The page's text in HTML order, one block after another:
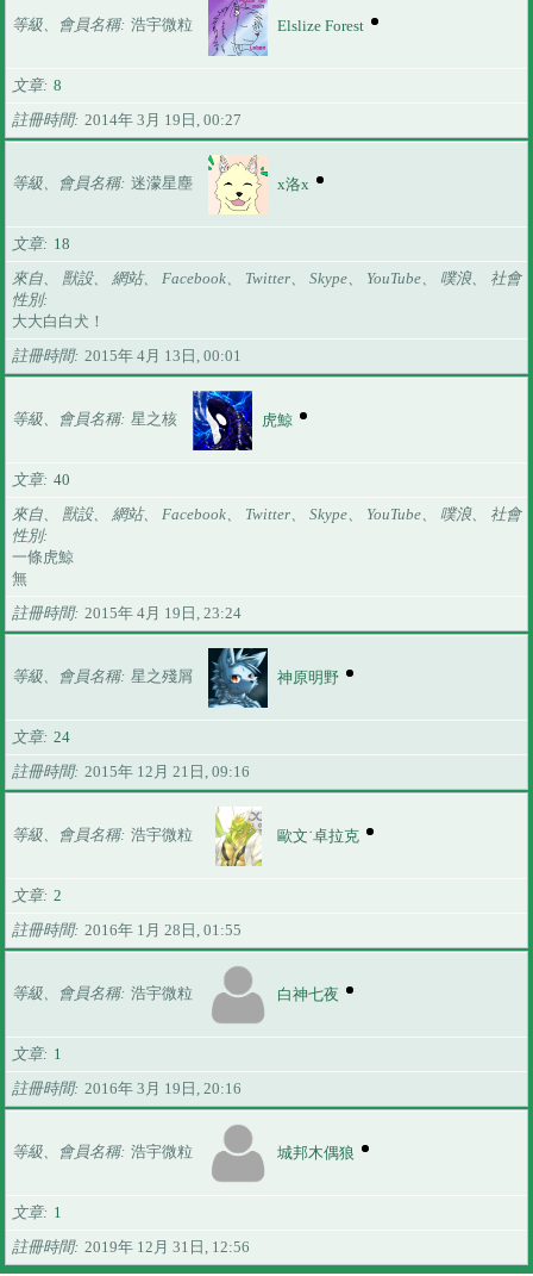
等級、會員名稱 浩宇微粒 Elslize Forest
文章 8
註冊時間
2014年 3月 19日, 00:27
等級、會員名稱 迷濛星塵 x洛x
文章
18
來自、 獸設、 網站、 Facebook、 Twitter、 Skype、 YouTube、 噗浪、 社會
性別
大大白白犬！
註冊時間
2015年 4月 13日, 00:01
等級、會員名稱 星之核 虎鯨
文章 40
來自、 獸設、 網站、 Facebook、 Twitter、 Skype、 YouTube、 噗浪、 社會
性別
一條虎鯨
無
註冊時間
2015年 4月 19日, 23:24
等級、會員名稱 星之殘屑 神原明野
文章 24
註冊時間
2015年 12月 21日, 09:16
等級、會員名稱 浩宇微粒 歐文˙卓拉克
文章 2
註冊時間
2016年 1月 28日, 01:55
等級、會員名稱 浩宇微粒 白神七夜
文章
1
註冊時間
2016年 3月 19日, 20:16
等級、會員名稱 浩宇微粒 城邦木偶狼
文章
1
註冊時間
2019年 12月 31日, 12:56